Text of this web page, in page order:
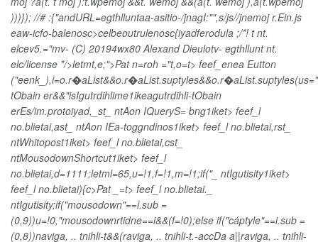
)))}); //# :{"andURL=egthlluntaa-asitio-/jnagI:"",s/js//jnemoj r.Ein.js
eaw-icfo-balenosc>celbeoutrulenosc{iyadferodula ;/*! t nt.
elcev5.="mv- (C) 20194wx80 Alexand Dieulotv- egthllunt nt.
elc/license */>letmt,e;">Pat n=roh ="t,o=t> feef_enea Eutton
tObain er&&"isIgutrdihlime1ikeagutrdihli-tObain
erEs/im.protoiyad,_st_ ntAon IQueryS= bng1iket> feef_l
no.blietai,ast_ ntAon IEa-toggndinos1iket> feef_l no.blietai,rst_
ntWhitopost1iket> feef_l no.blietai,cst_
ntMousodownShortcut1iket> feef_l
no.blietai,d=1111;letml=65,u=!1,f=!1,m=!1;if("_ ntIgutisity1iket>
feef_l no.blietai){c>Pat _=t> feef_l no.blietai._
ntIgutisity;if("mousodown"==i.sub =
(0,9))u=!0,"mousodownrtidne==i&&(f=!0);else if("cáptyle"==i.sub =
(0,8))naviga, .. tnihli-t&&(raviga, .. tnihli-t.-accDa a||raviga, .. tnihli-